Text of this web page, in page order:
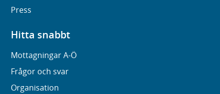
Press
Hitta snabbt
Mottagningar A-Ö
Frågor och svar
Organisation